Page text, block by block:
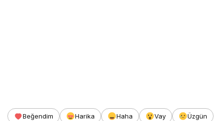
Beğendim Harika Haha Vay
Üzgün